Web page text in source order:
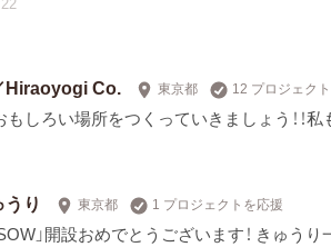
Hiraoyogi Co. 東京都 12 プロジェク
しろい場所をつくっていきましょう！！私
り 東京都 1 プロジェクトを応援
」開設おめでとうございます！ きゅうり